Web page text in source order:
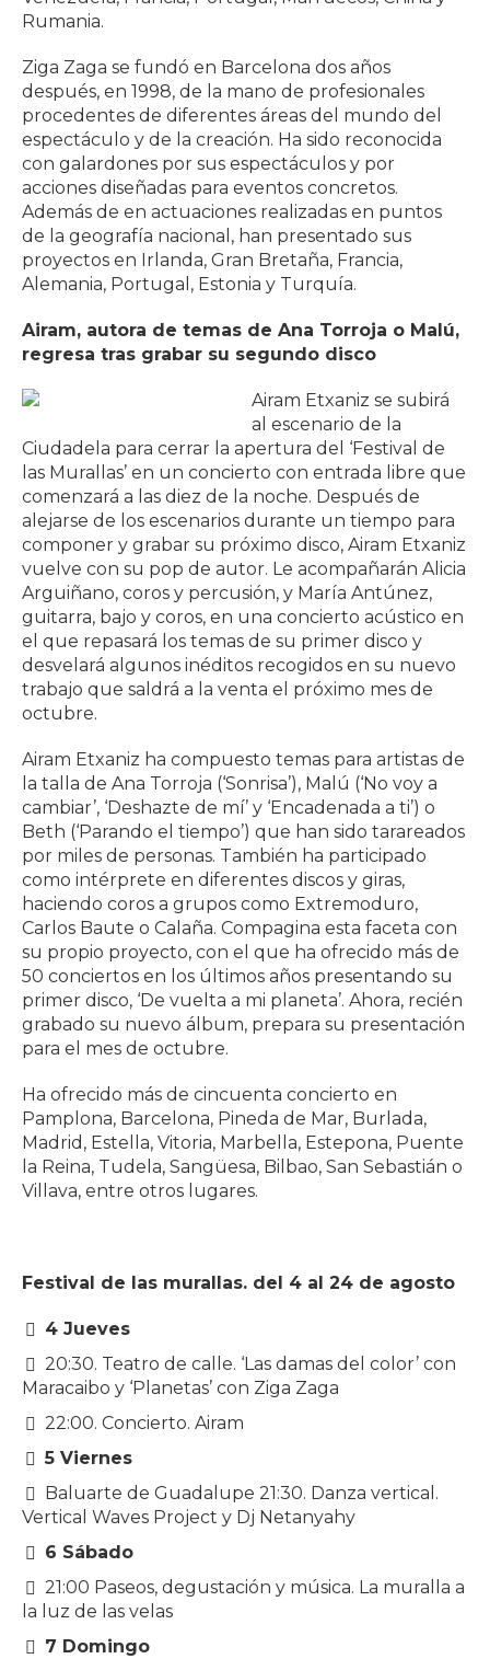
Rumania.
Ziga Zaga se fundó en Barcelona dos años
después, en 1998, de la mano de profesionales
procedentes de diferentes áreas del mundo del
espectáculo y de la creación. Ha sido reconocida
con galardones por sus espectáculos y por
acciones diseñadas para eventos concretos.
Además de en actuaciones realizadas en puntos
de la geografía nacional, han presentado sus
proyectos en Irlanda, Gran Bretaña, Francia,
Alemania, Portugal, Estonia y Turquía.
Airam, autora de temas de Ana Torroja o Malú,
regresa tras grabar su segundo disco
Airam Etxaniz se subirá
al escenario de la
Ciudadela para cerrar la apertura del ‘Festival de
las Murallas’ en un concierto con entrada libre que
comenzará a las diez de la noche. Después de
alejarse de los escenarios durante un tiempo para
componer y grabar su próximo disco, Airam Etxaniz
vuelve con su pop de autor. Le acompañarán Alicia
Arguiñano, coros y percusión, y María Antúnez,
guitarra, bajo y coros, en una concierto acústico en
el que repasará los temas de su primer disco y
desvelará algunos inéditos recogidos en su nuevo
trabajo que saldrá a la venta el próximo mes de
octubre.
Airam Etxaniz ha compuesto temas para artistas de
la talla de Ana Torroja (‘Sonrisa’), Malú (‘No voy a
cambiar’, ‘Deshazte de mí’ y ‘Encadenada a ti’) o
Beth (‘Parando el tiempo’) que han sido tarareados
por miles de personas. También ha participado
como intérprete en diferentes discos y giras,
haciendo coros a grupos como Extremoduro,
Carlos Baute o Calaña. Compagina esta faceta con
su propio proyecto, con el que ha ofrecido más de
50 conciertos en los últimos años presentando su
primer disco, ‘De vuelta a mi planeta’. Ahora, recién
grabado su nuevo álbum, prepara su presentación
para el mes de octubre.
Ha ofrecido más de cincuenta concierto en
Pamplona, Barcelona, Pineda de Mar, Burlada,
Madrid, Estella, Vitoria, Marbella, Estepona, Puente
la Reina, Tudela, Sangüesa, Bilbao, San Sebastián o
Villava, entre otros lugares.
Festival de las murallas. del 4 al 24 de agosto
4 Jueves
20:30. Teatro de calle. ‘Las damas del color’ con
Maracaibo y ‘Planetas’ con Ziga Zaga
22:00. Concierto. Airam
5 Viernes
Baluarte de Guadalupe 21:30. Danza vertical.
Vertical Waves Project y Dj Netanyahy
6 Sábado
21:00 Paseos, degustación y música. La muralla a
la luz de las velas
7 Domingo